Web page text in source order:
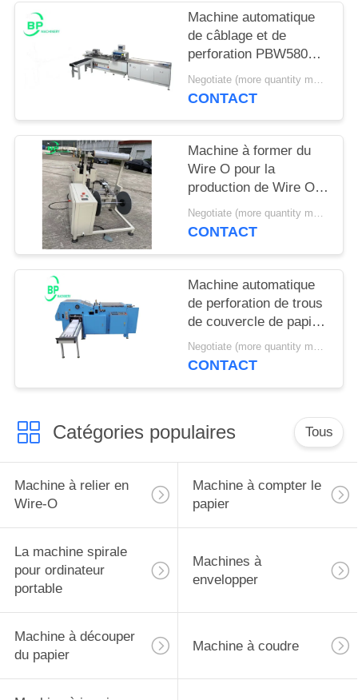
PRIVACY
POLICY
Machine automatique
de câblage et de
perforation PBW580S
pour ordinateur
portable et calendrier
Negotiate (more quantity more cheap ) MOQ:1 set
CONTACT
Machine à former du
Wire O pour la
production de Wire O à
double boucle, pas 3:1
et pas 2:1
Negotiate (more quantity more cheap ) MOQ:1 set
CONTACT
Machine automatique
de perforation de trous
de couvercle de papier
pour fil O carnet et
carnet en spirale
Negotiate (more quantity more cheap ) MOQ:1 set
CONTACT
Catégories populaires Tous
Machine à relier en
Wire-O
Machine à compter le
papier
La machine spirale
pour ordinateur
portable
Machines à
envelopper
Machine à découper
du papier
Machine à coudre